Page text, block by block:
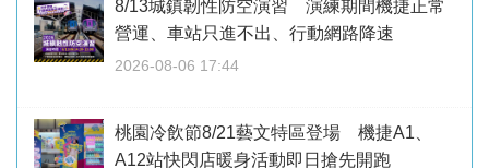
8/13城鎮韌性防空演習 演練期間機捷正常
營運、車站只進不出、行動網路降速
2026-08-06 17:44
桃園冷飲節8/21藝文特區登場 機捷A1、
A12站快閃店暖身活動即日搶先開跑